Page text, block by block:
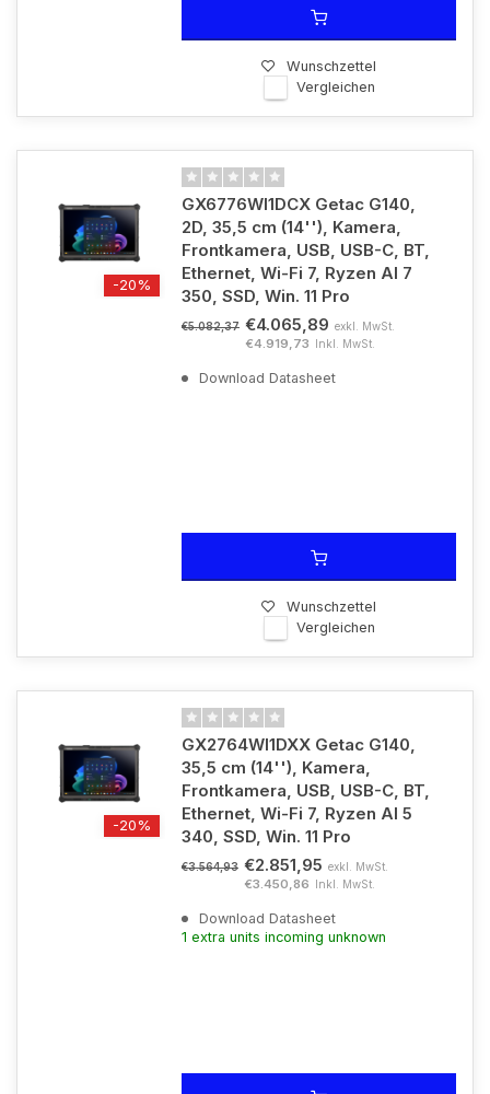
Wunschzettel
Vergleichen
-20%
GX6776WI1DCX Getac G140,
2D, 35,5 cm (14''), Kamera,
Frontkamera, USB, USB-C, BT,
Ethernet, Wi-Fi 7, Ryzen AI 7
350, SSD, Win. 11 Pro
€5.082,37 €4.065,89 exkl. MwSt.
€4.919,73 Inkl. MwSt.
Download Datasheet
Wunschzettel
Vergleichen
-20%
GX2764WI1DXX Getac G140,
35,5 cm (14''), Kamera,
Frontkamera, USB, USB-C, BT,
Ethernet, Wi-Fi 7, Ryzen AI 5
340, SSD, Win. 11 Pro
€3.564,93 €2.851,95 exkl. MwSt.
€3.450,86 Inkl. MwSt.
Download Datasheet
1 extra units incoming unknown